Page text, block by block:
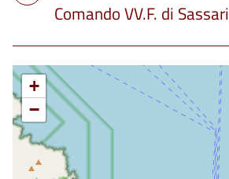
Comando VV.F. di Sassari
+
−